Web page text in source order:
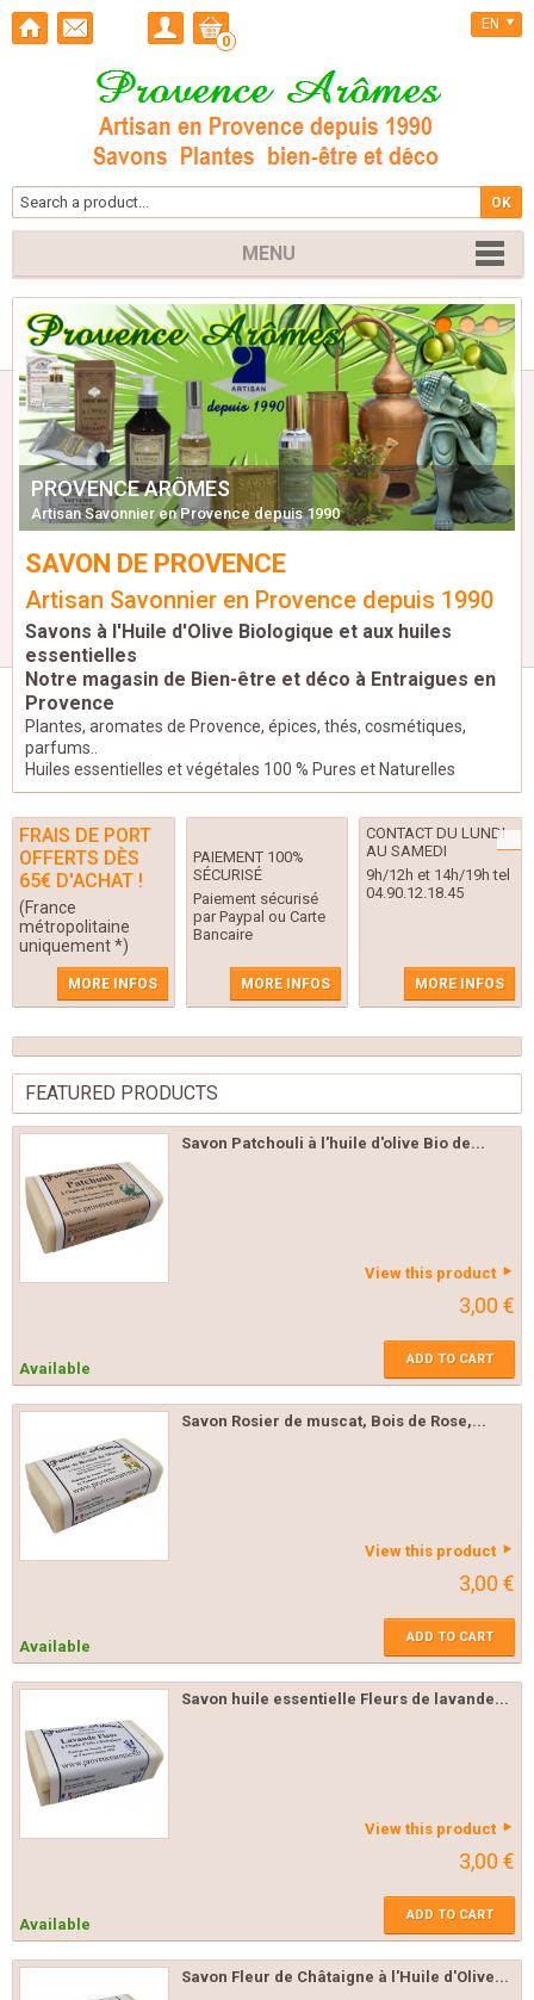
0
EN
MENU
PROVENCE ARÔMES
Artisan Savonnier en Provence depuis 1990
SAVON DE PROVENCE
Artisan Savonnier en Provence depuis 1990
Savons à l'Huile d'Olive Biologique et aux huiles
essentielles
Notre magasin de Bien-être et déco à Entraigues en
Provence
Plantes, aromates de Provence, épices, thés, cosmétiques,
parfums..
Huiles essentielles et végétales 100 % Pures et Naturelles
FRAIS DE PORT
OFFERTS DÈS
65€ D'ACHAT !
(France
métropolitaine
uniquement *)
MORE INFOS
PAIEMENT 100%
SÉCURISÉ
Paiement sécurisé
par Paypal ou Carte
Bancaire
MORE INFOS
CONTACT DU LUNDI
AU SAMEDI
9h/12h et 14h/19h tel
04.90.12.18.45
MORE INFOS
FEATURED PRODUCTS
Savon Patchouli à l'huile d'olive Bio de...
View this product
3,00 €
Available
ADD TO CART
Savon Rosier de muscat, Bois de Rose,...
View this product
3,00 €
Available
ADD TO CART
Savon huile essentielle Fleurs de lavande...
View this product
3,00 €
Available
ADD TO CART
Savon Fleur de Châtaigne à l'Huile d'Olive...